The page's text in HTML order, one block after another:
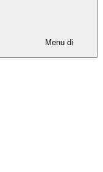
Menu di